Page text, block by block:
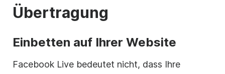
Übertragung
Einbetten auf Ihrer Website
Facebook Live bedeutet nicht, dass Ihre